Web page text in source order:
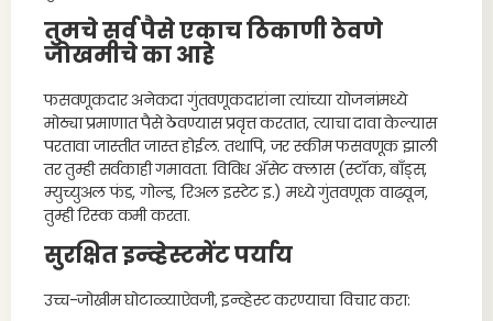
तुमचे सर्व पैसे एकाच ठिकाणी ठेवणे
जोखमीचे का आहे
फसवणूकदार अनेकदा गुंतवणूकदारांना त्यांच्या योजनांमध्ये
मोठ्या प्रमाणात पैसे ठेवण्यास प्रवृत्त करतात, त्याचा दावा केल्यास
परतावा जास्तीत जास्त होईल. तथापि, जर स्कीम फसवणूक झाली
तर तुम्ही सर्वकाही गमावता. विविध ॲसेट क्लास (स्टॉक, बाँड्स,
म्युच्युअल फंड, गोल्ड, रिअल इस्टेट इ.) मध्ये गुंतवणूक वाढवून,
तुम्ही रिस्क कमी करता.
सुरक्षित इन्व्हेस्टमेंट पर्याय
उच्च-जोखीम घोटाळ्याऐवजी, इन्व्हेस्ट करण्याचा विचार करा: